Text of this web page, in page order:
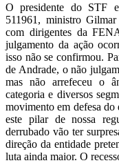
O presidente do STF
511961, ministro
com dirigentes da
julgamento da ação
isso não se confirmou.
de Andrade, o não
mas não arrefeceu o
categoria e diversos
movimento em defesa
este pilar de nossa
derrubado vão ter
direção da entidade
luta ainda maior. O